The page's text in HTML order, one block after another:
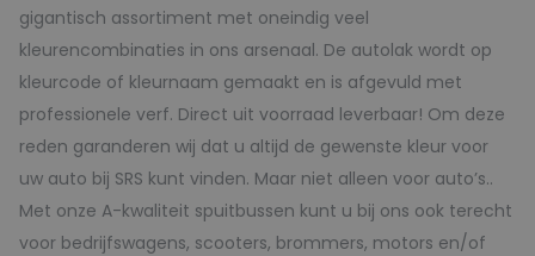
gigantisch assortiment met oneindig veel
kleurencombinaties in ons arsenaal. De autolak wordt op
kleurcode of kleurnaam gemaakt en is afgevuld met
professionele verf. Direct uit voorraad leverbaar! Om deze
reden garanderen wij dat u altijd de gewenste kleur voor
uw auto bij SRS kunt vinden. Maar niet alleen voor auto’s..
Met onze A-kwaliteit spuitbussen kunt u bij ons ook terecht
voor bedrijfswagens, scooters, brommers, motors en/of